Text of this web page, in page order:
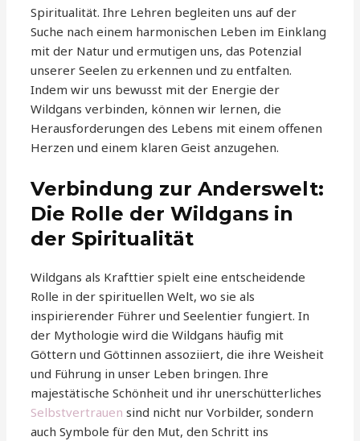
Spiritualität. Ihre Lehren begleiten uns auf der
Suche nach einem harmonischen Leben im Einklang
mit der Natur und ermutigen uns, das Potenzial
unserer Seelen zu erkennen und zu entfalten.
Indem wir uns bewusst mit der Energie der
Wildgans verbinden, können wir lernen, die
Herausforderungen des Lebens mit einem offenen
Herzen und einem klaren Geist anzugehen.
Verbindung zur Anderswelt:
Die Rolle der Wildgans in
der Spiritualität
Wildgans als Krafttier spielt eine entscheidende
Rolle in der spirituellen Welt, wo sie als
inspirierender Führer und Seelentier fungiert. In
der Mythologie wird die Wildgans häufig mit
Göttern und Göttinnen assoziiert, die ihre Weisheit
und Führung in unser Leben bringen. Ihre
majestätische Schönheit und ihr unerschütterliches
Selbstvertrauen sind nicht nur Vorbilder, sondern
auch Symbole für den Mut, den Schritt ins